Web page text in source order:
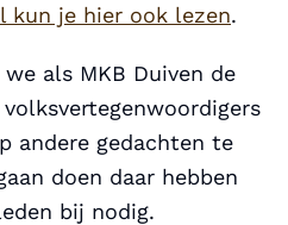
kun je hier ook lezen.
als MKB Duiven de
andere gedachten te
doen daar hebben
bij nodig.